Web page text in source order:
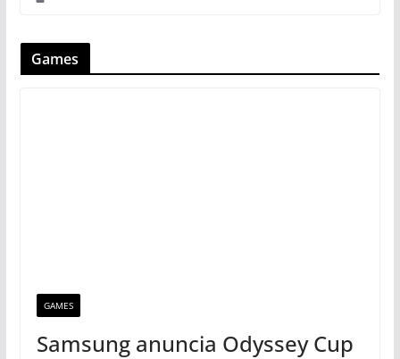
Games
GAMES
Samsung anuncia Odyssey Cup